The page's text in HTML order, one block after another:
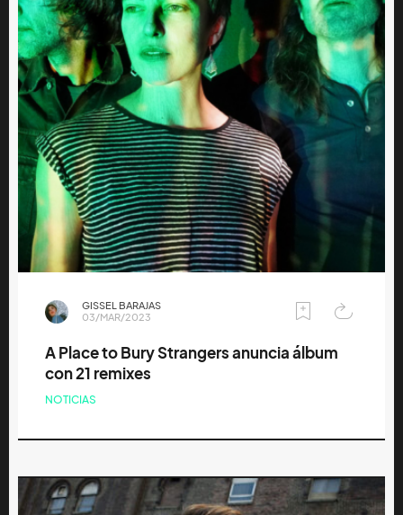
GISSEL BARAJAS
03/MAR/2023
A Place to Bury Strangers anuncia álbum
con 21 remixes
NOTICIAS